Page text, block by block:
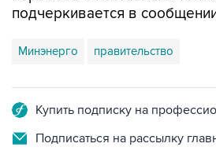
Минэнерго правительство
Подписаться на рассылку
Получать оперативные
канале